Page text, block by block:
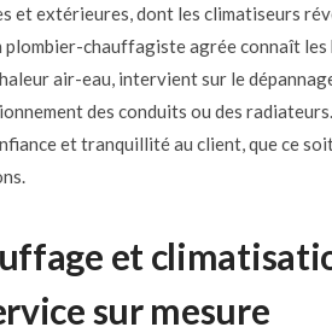
et extérieures, dont les climatiseurs
chauffagiste agrée connaît les
air-eau, intervient sur le
des conduits ou des
et tranquillité au client, que ce
et
sur mesure